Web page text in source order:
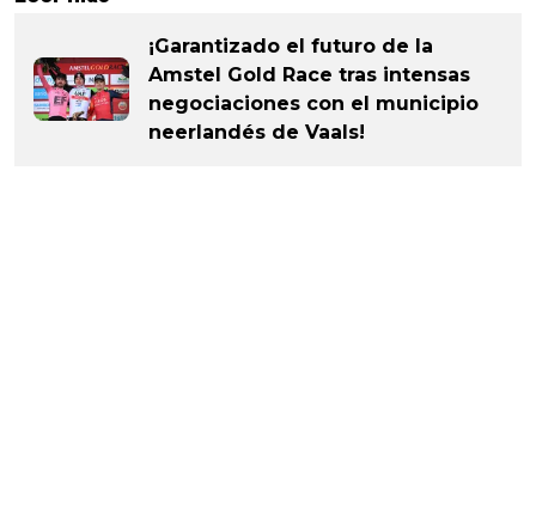
¡Garantizado el futuro de la
Amstel Gold Race tras intensas
negociaciones con el municipio
neerlandés de Vaals!